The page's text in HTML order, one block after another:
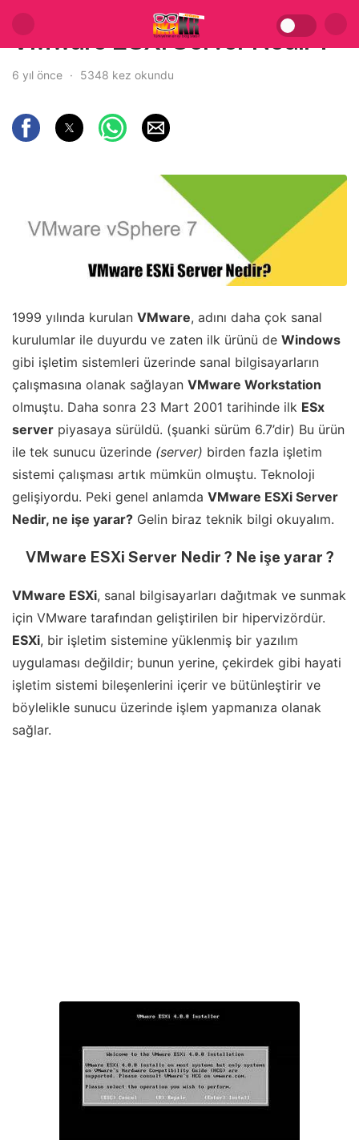
VMware ESXi Server Nedir ?
6 yıl önce 5348 kez okundu
1999 yılında kurulan VMware, adını daha çok sanal
kurulumlar ile duyurdu ve zaten ilk ürünü de Windows
gibi işletim sistemleri üzerinde sanal bilgisayarların
çalışmasına olanak sağlayan VMware Workstation
olmuştu. Daha sonra 23 Mart 2001 tarihinde ilk ESx
server piyasaya sürüldü. (şuanki sürüm 6.7’dir) Bu ürün
ile tek sunucu üzerinde (server) birden fazla işletim
sistemi çalışması artık mümkün olmuştu. Teknoloji
gelişiyordu. Peki genel anlamda VMware ESXi Server
Nedir, ne işe yarar? Gelin biraz teknik bilgi okuyalım.
VMware ESXi Server Nedir ? Ne işe yarar ?
VMware ESXi, sanal bilgisayarları dağıtmak ve sunmak
için VMware tarafından geliştirilen bir hipervizördür.
ESXi, bir işletim sistemine yüklenmiş bir yazılım
uygulaması değildir; bunun yerine, çekirdek gibi hayati
işletim sistemi bileşenlerini içerir ve bütünleştirir ve
böylelikle sunucu üzerinde işlem yapmanıza olanak
sağlar.